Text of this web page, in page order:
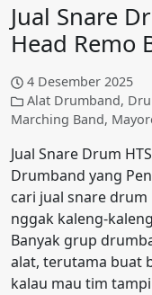
Jual Snare
Head Remo
4 Desember 2025
Alat Drumband,
Marching Band,
Jual Snare Drum
Drumband yang
cari jual snare drum
nggak kaleng-
Banyak grup
alat, terutama buat
kalau mau tim